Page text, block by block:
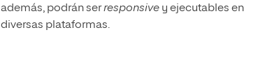
además, podrán serresponsive y ejecutables en
diversas plataformas.